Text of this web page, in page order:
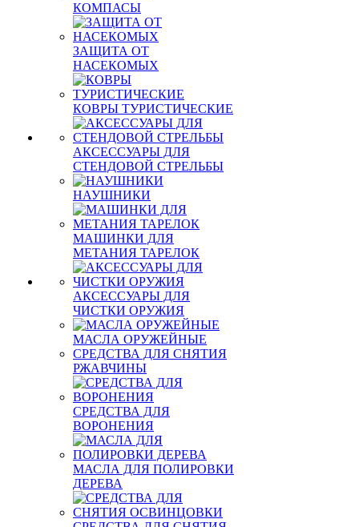
КОМПАСЫ
ЗАЩИТА ОТ
НАСЕКОМЫХ
КОВРЫ ТУРИСТИЧЕСКИЕ
АКСЕССУАРЫ ДЛЯ
СТЕНДОВОЙ СТРЕЛЬБЫ
НАУШНИКИ
МАШИНКИ ДЛЯ
МЕТАНИЯ ТАРЕЛОК
АКСЕССУАРЫ ДЛЯ
ЧИСТКИ ОРУЖИЯ
МАСЛА ОРУЖЕЙНЫЕ
СРЕДСТВА ДЛЯ СНЯТИЯ
РЖАВЧИНЫ
СРЕДСТВА ДЛЯ
ВОРОНЕНИЯ
МАСЛА ДЛЯ ПОЛИРОВКИ
ДЕРЕВА